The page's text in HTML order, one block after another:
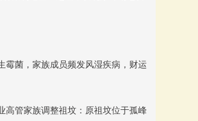
霉菌，家族成员频发风湿疾病，财运
高管家族调整祖坟：原祖坟位于孤峰